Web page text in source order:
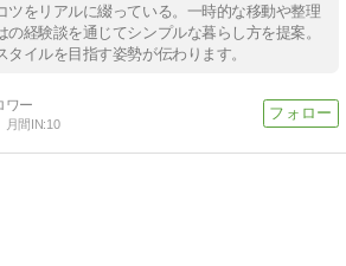
ツをリアルに綴っている。一時的な移動や整理
経験談を通じてシンプルな暮らし方を提案。
イルを目指す姿勢が伝わります。
月間IN:10